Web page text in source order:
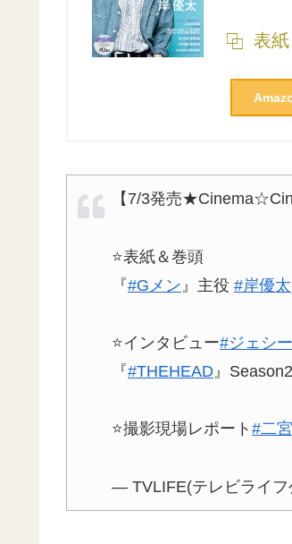
表
【7/3発売
⭐️表紙＆巻頭
『#Gメン 』主役 #岸優太
⭐️インタビュー#ジェシー
『#THEHEAD 』Season2
⭐️撮影現場レポート #二
— TVLIFE(テレビライフ